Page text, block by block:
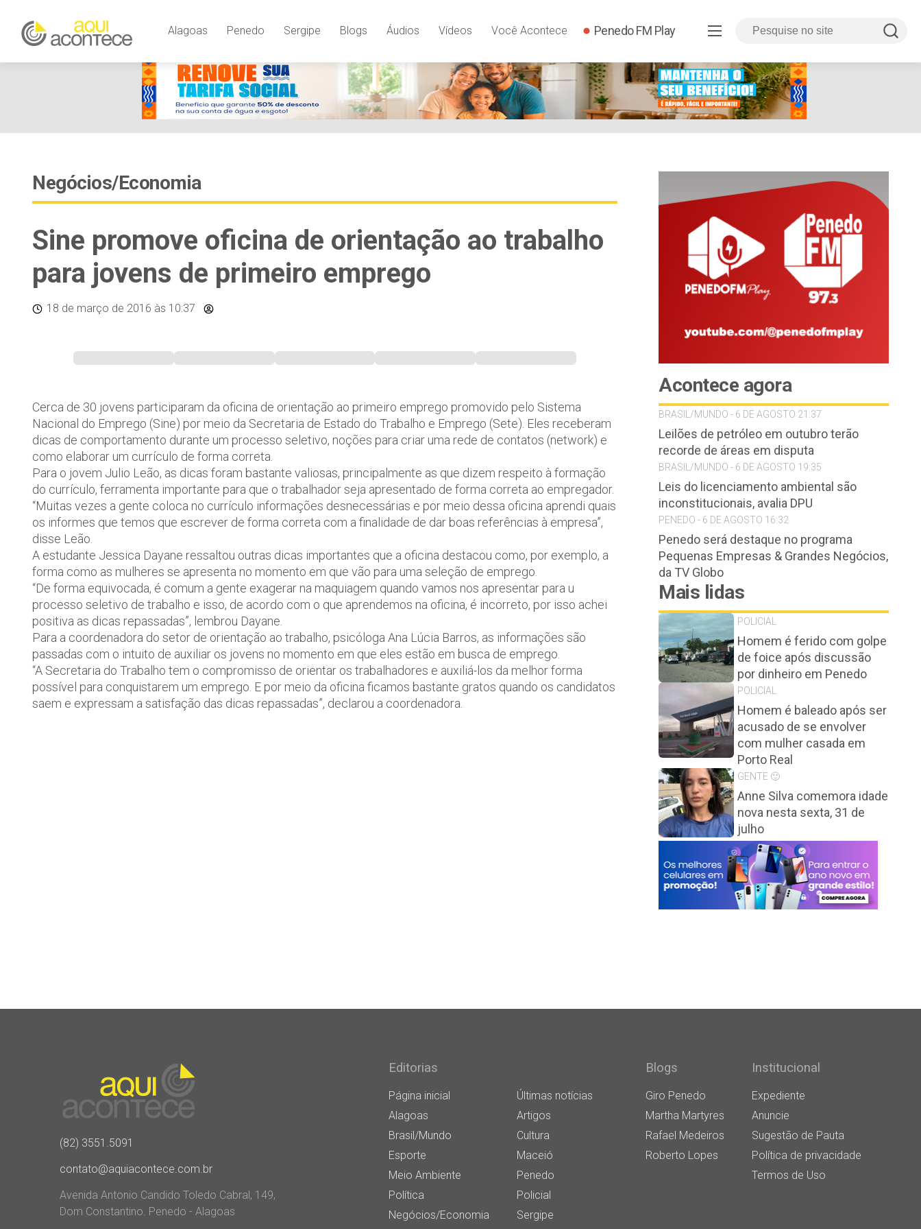
Alagoas Penedo Sergipe Blogs Áudios Vídeos Você Acontece Penedo FM Play
Negócios/Economia
Sine promove oficina de orientação ao trabalho
para jovens de primeiro emprego
18 de março de 2016 às 10:37
Cerca de 30 jovens participaram da oficina de orientação ao primeiro emprego promovido pelo Sistema
Nacional do Emprego (Sine) por meio da Secretaria de Estado do Trabalho e Emprego (Sete). Eles receberam
dicas de comportamento durante um processo seletivo, noções para criar uma rede de contatos (network) e
como elaborar um currículo de forma correta.
Para o jovem Julio Leão, as dicas foram bastante valiosas, principalmente as que dizem respeito à formação
do currículo, ferramenta importante para que o trabalhador seja apresentado de forma correta ao empregador.
“Muitas vezes a gente coloca no currículo informações desnecessárias e por meio dessa oficina aprendi quais
os informes que temos que escrever de forma correta com a finalidade de dar boas referências à empresa”,
disse Leão.
A estudante Jessica Dayane ressaltou outras dicas importantes que a oficina destacou como, por exemplo, a
forma como as mulheres se apresenta no momento em que vão para uma seleção de emprego.
“De forma equivocada, é comum a gente exagerar na maquiagem quando vamos nos apresentar para u
processo seletivo de trabalho e isso, de acordo com o que aprendemos na oficina, é incorreto, por isso achei
positiva as dicas repassadas”, lembrou Dayane.
Para a coordenadora do setor de orientação ao trabalho, psicóloga Ana Lúcia Barros, as informações são
passadas com o intuito de auxiliar os jovens no momento em que eles estão em busca de emprego.
“A Secretaria do Trabalho tem o compromisso de orientar os trabalhadores e auxiliá-los da melhor forma
possível para conquistarem um emprego. E por meio da oficina ficamos bastante gratos quando os candidatos
saem e expressam a satisfação das dicas repassadas”, declarou a coordenadora.
Acontece agora
BRASIL/MUNDO - 6 DE AGOSTO 21:37
Leilões de petróleo em outubro terão
recorde de áreas em disputa
BRASIL/MUNDO - 6 DE AGOSTO 19:35
Leis do licenciamento ambiental são
inconstitucionais, avalia DPU
PENEDO - 6 DE AGOSTO 16:32
Penedo será destaque no programa
Pequenas Empresas & Grandes Negócios,
da TV Globo
Mais lidas
POLICIAL
Homem é ferido com golpe
de foice após discussão
por dinheiro em Penedo
POLICIAL
Homem é baleado após ser
acusado de se envolver
com mulher casada em
Porto Real
GENTE 🙂
Anne Silva comemora idade
nova nesta sexta, 31 de
julho
(82) 3551.5091
contato@aquiacontece.com.br
Avenida Antonio Candido Toledo Cabral, 149,
Dom Constantino. Penedo - Alagoas
Editorias
Página inicial
Últimas notícias
Alagoas
Artigos
Brasil/Mundo
Cultura
Esporte
Maceió
Meio Ambiente
Penedo
Política
Policial
Negócios/Economia
Sergipe
Blogs
Giro Penedo
Martha Martyres
Rafael Medeiros
Roberto Lopes
Institucional
Expediente
Anuncie
Sugestão de Pauta
Política de privacidade
Termos de Uso